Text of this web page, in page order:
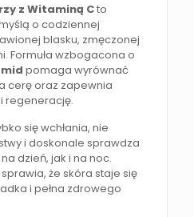
z Witaminą Cto
o codziennej
blasku, zmęczonej
Formuła wzbogacona o
pomaga wyrównać
cerę oraz zapewnia
regenerację.
się wchłania, nie
i doskonale sprawdza
dzień, jak i na noc.
że skóra staje się
i pełna zdrowego